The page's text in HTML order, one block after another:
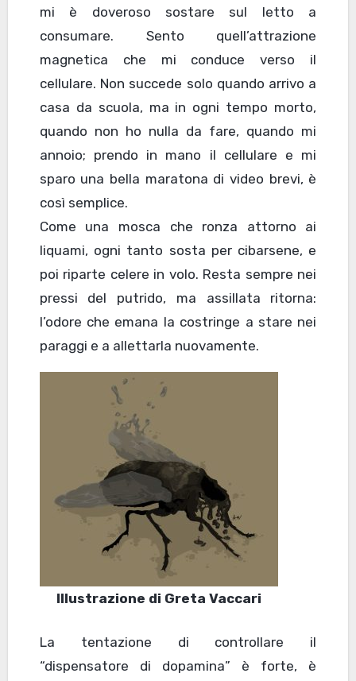
mi è doveroso sostare sul letto a
consumare. Sento quell’attrazione
magnetica che mi conduce verso il
cellulare. Non succede solo quando arrivo a
casa da scuola, ma in ogni tempo morto,
quando non ho nulla da fare, quando mi
annoio; prendo in mano il cellulare e mi
sparo una bella maratona di video brevi, è
così semplice.
Come una mosca che ronza attorno ai
liquami, ogni tanto sosta per cibarsene, e
poi riparte celere in volo. Resta sempre nei
pressi del putrido, ma assillata ritorna:
l’odore che emana la costringe a stare nei
paraggi e a allettarla nuovamente.
Illustrazione di Greta Vaccari
La tentazione di controllare il
“dispensatore di dopamina” è forte, è